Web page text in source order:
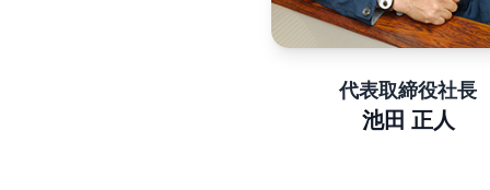
代表取締役社長
池田 正人